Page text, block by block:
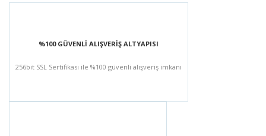
%100 GÜVENLİ ALIŞVERİŞ ALTYAPISI
256bit SSL Sertifikası ile %100 güvenli alışveriş imkanı